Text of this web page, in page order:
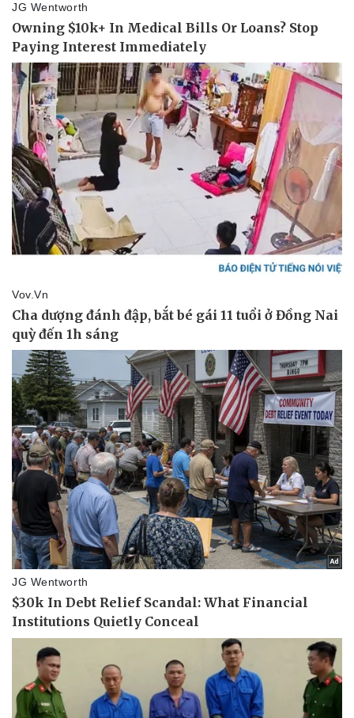
Pháp luật
Vụ án
Tin nóng
Tư vấn luật
Quân sự - Quốc phòng
Vũ khí
Việt Nam
Phân tích